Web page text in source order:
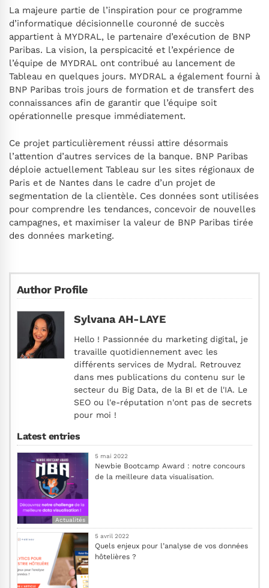
La majeure partie de l’inspiration pour ce programme
d’informatique décisionnelle couronné de succès
appartient à MYDRAL, le partenaire d’exécution de BNP
Paribas. La vision, la perspicacité et l’expérience de
l’équipe de MYDRAL ont contribué au lancement de
Tableau en quelques jours. MYDRAL a également fourni à
BNP Paribas trois jours de formation et de transfert des
connaissances afin de garantir que l’équipe soit
opérationnelle presque immédiatement.
Ce projet particulièrement réussi attire désormais
l’attention d’autres services de la banque. BNP Paribas
déploie actuellement Tableau sur les sites régionaux de
Paris et de Nantes dans le cadre d’un projet de
segmentation de la clientèle. Ces données sont utilisées
pour comprendre les tendances, concevoir de nouvelles
campagnes, et maximiser la valeur de BNP Paribas tirée
des données marketing.
Author Profile
Sylvana AH-LAYE
Hello ! Passionnée du marketing digital, je
travaille quotidiennement avec les
différents services de Mydral. Retrouvez
dans mes publications du contenu sur le
secteur du Big Data, de la BI et de l'IA. Le
SEO ou l'e-réputation n'ont pas de secrets
pour moi !
Latest entries
Actualités
5 mai 2022
Newbie Bootcamp Award : notre concours
de la meilleure data visualisation.
5 avril 2022
Quels enjeux pour l’analyse de vos données
hôtelières ?